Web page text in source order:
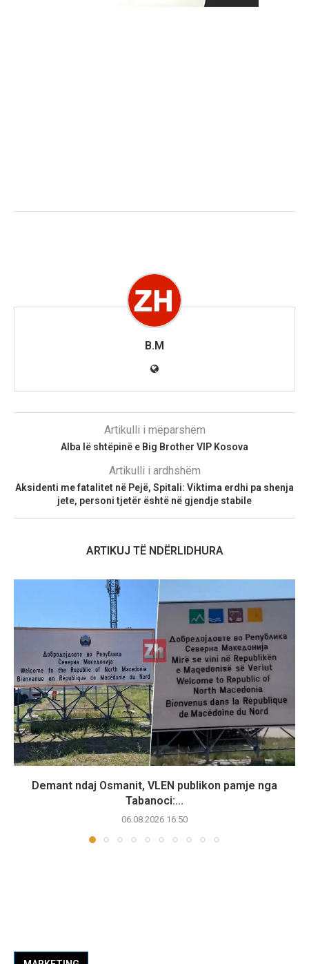
B.M
Artikulli i mëparshëm
Alba lë shtëpinë e Big Brother VIP Kosova
Artikulli i ardhshëm
Aksidenti me fatalitet në Pejë, Spitali: Viktima erdhi pa shenja
jete, personi tjetër është në gjendje stabile
ARTIKUJ TË NDËRLIDHURA
Demant ndaj Osmanit, VLEN publikon pamje nga
Tabanoci:...
06.08.2026 16:50